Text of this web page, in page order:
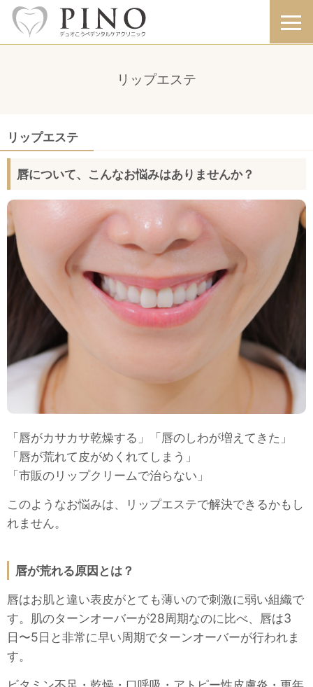
リップエステ
リップエステ
唇について、こんなお悩みはありませんか？
「唇がカサカサ乾燥する」「唇のしわが増えてきた」
「唇が荒れて皮がめくれてしまう」
「市販のリップクリームで治らない」
このようなお悩みは、リップエステで解決できるかもし
れません。
唇が荒れる原因とは？
唇はお肌と違い表皮がとても薄いので刺激に弱い組織で
す。肌のターンオーバーが28周期なのに比べ、唇は3
日〜5日と非常に早い周期でターンオーバーが行われま
す。